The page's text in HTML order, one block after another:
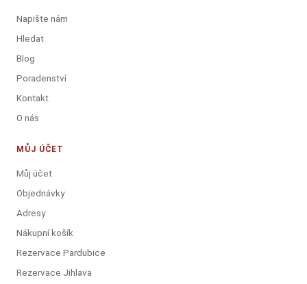
Napište nám
Hledat
Blog
Poradenství
Kontakt
O nás
MŮJ ÚČET
Můj účet
Objednávky
Adresy
Nákupní košík
Rezervace Pardubice
Rezervace Jihlava